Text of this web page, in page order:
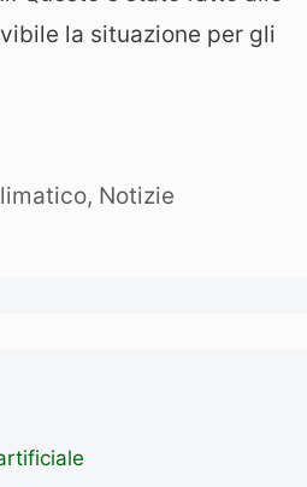
la situazione per gli
, Notizie